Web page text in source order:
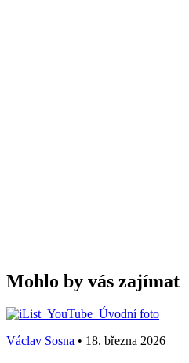
Mohlo by vás zajímat
Václav Sosna • 18. března 2026